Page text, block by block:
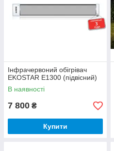
Інфрачервоний обігрівач
EKOSTAR E1300 (підвісний)
В наявності
7 800 ₴
Купити